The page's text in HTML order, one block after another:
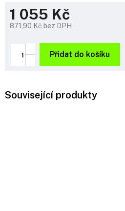
1 055 Kč
871,90 Kč bez DPH
cena:
Přidat do košíku
Související produkty